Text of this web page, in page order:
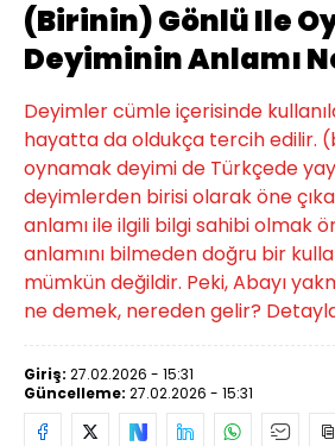
(Birinin) Gönlü Ile
Deyiminin Anlamı
Deyimler cümle içerisinde
hayatta da oldukça tercih edilir.
oynamak deyimi de Türkçede
deyimlerden birisi olarak öne
anlamı ile ilgili bilgi sahibi olmak
anlamını bilmeden doğru bir
mümkün değildir. Peki, Abayı
ne demek, nereden gelir?
Giriş: 27.02.2026 - 15:31
Güncelleme: 27.02.2026 - 15:31